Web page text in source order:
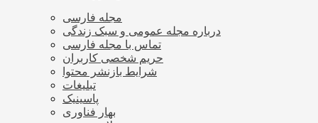
مجله فارسی
درباره مجله عمومی و سبک زندگی
تماس با مجله فارسی
حریم شخصی کاربران
شرایط بازنشر محتوا
تبلیغات
پاسینیک
بهار فناوری